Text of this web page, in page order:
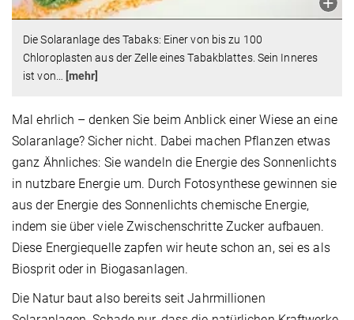
Die Solaranlage des Tabaks: Einer von bis zu 100
Chloroplasten aus der Zelle eines Tabakblattes. Sein Inneres
ist von… [mehr]
Mal ehrlich – denken Sie beim Anblick einer Wiese an eine
Solaranlage? Sicher nicht. Dabei machen Pflanzen etwas
ganz Ähnliches: Sie wandeln die Energie des Sonnenlichts
in nutzbare Energie um. Durch Fotosynthese gewinnen sie
aus der Energie des Sonnenlichts chemische Energie,
indem sie über viele Zwischenschritte Zucker aufbauen.
Diese Energiequelle zapfen wir heute schon an, sei es als
Biosprit oder in Biogasanlagen.
Die Natur baut also bereits seit Jahrmillionen